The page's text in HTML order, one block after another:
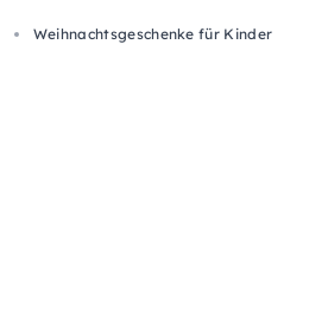
Weihnachtsgeschenke für Kinder